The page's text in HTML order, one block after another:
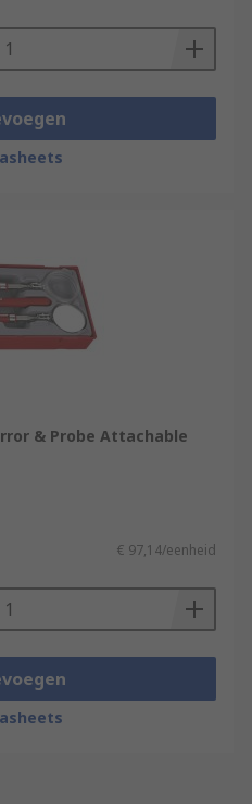
& Probe Attachable
€ 97,14/eenheid